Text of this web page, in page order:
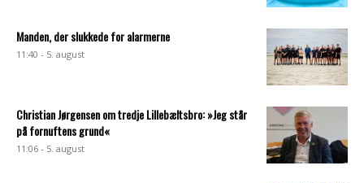
Manden, der slukkede for alarmerne
11:40 - 5. august
Christian Jørgensen om tredje Lillebæltsbro: »Jeg står
på fornuftens grund«
11:06 - 5. august